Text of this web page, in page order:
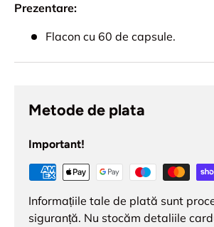
Prezentare:
Flacon cu 60 de capsule.
Metode de plata
Important!
Informațiile tale de plată sunt
siguranță. Nu stocăm detaliile